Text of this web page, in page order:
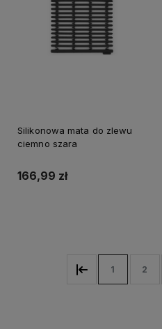
Silikonowa mata do zlewu
ciemno szara
166,99 zł
1 2